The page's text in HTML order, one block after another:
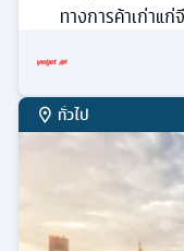
ทางการค้าเก่าแ
ทั่วไป